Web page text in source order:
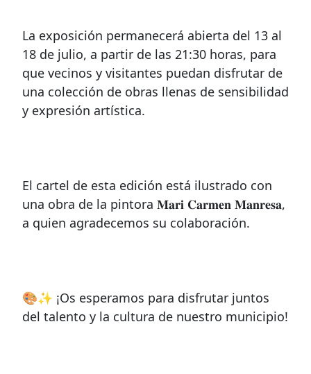
La exposición permanecerá abierta del 13 al
18 de julio, a partir de las 21:30 horas, para
que vecinos y visitantes puedan disfrutar de
una colección de obras llenas de sensibilidad
y expresión artística.
El cartel de esta edición está ilustrado con
una obra de la pintora 𝐌𝐚𝐫𝐢 𝐂𝐚𝐫𝐦𝐞𝐧 𝐌𝐚𝐧𝐫𝐞𝐬𝐚,
a quien agradecemos su colaboración.
🎨✨ ¡Os esperamos para disfrutar juntos
del talento y la cultura de nuestro municipio!